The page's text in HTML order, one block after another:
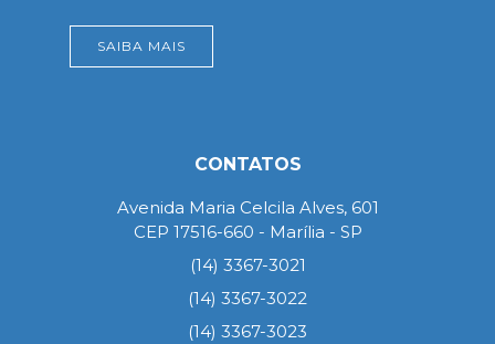
SAIBA MAIS
CONTATOS
Avenida Maria Celcila Alves, 601
CEP 17516-660 - Marília - SP
(14) 3367-3021
(14) 3367-3022
(14) 3367-3023